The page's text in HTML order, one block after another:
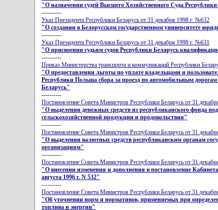
"О назначении судей Высшего Хозяйственного Суда
----------
Указ Президента Республики Беларусь от 31 декабря 1998 г. №632
"О создании в Белорусском государственном университете
----------
Указ Президента Республики Беларусь от 31 декабря 1998 г. №631
"О присвоении судьям судов Республики Беларусь
----------
Приказ Министерства транспорта и коммуникаций Республики
"О предоставлении льготы по уплате владельцами и
Республики Польша сбора за проезд по автомобильным
Беларусь"
----------
Постановление Совета Министров Республики Беларусь от 31
"О выделении денежных средств из республиканского фонда
сельскохозяйственной продукции и продовольствия"
----------
Постановление Совета Министров Республики Беларусь от 31
"О выделении валютных средств республиканским органам
организациям"
----------
Постановление Совета Министров Республики Беларусь от 31
"О внесении изменения и дополнения в постановление
августа 1996 г. N 532"
----------
Постановление Совета Министров Республики Беларусь от 31
"Об уточнении норм и нормативов, применяемых при
топлива и энергии"